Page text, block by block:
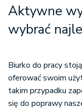
Aktywne
wybrać
Biurko do pracy
oferować swoim
takim przypadku
się do poprawy